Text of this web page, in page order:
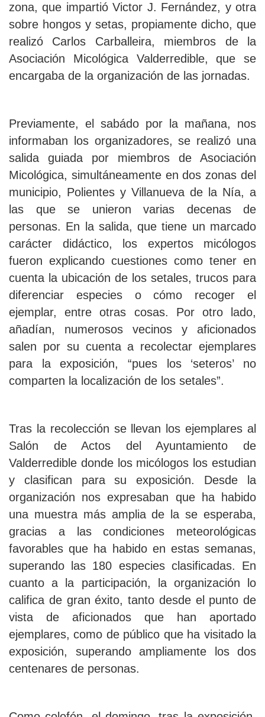
zona, que impartió Victor J. Fernández, y otra
sobre hongos y setas, propiamente dicho, que
realizó Carlos Carballeira, miembros de la
Asociación Micológica Valderredible, que se
encargaba de la organización de las jornadas.
Previamente, el sabádo por la mañana, nos
informaban los organizadores, se realizó una
salida guiada por miembros de Asociación
Micológica, simultáneamente en dos zonas del
municipio, Polientes y Villanueva de la Nía, a
las que se unieron varias decenas de
personas. En la salida, que tiene un marcado
carácter didáctico, los expertos micólogos
fueron explicando cuestiones como tener en
cuenta la ubicación de los setales, trucos para
diferenciar especies o cómo recoger el
ejemplar, entre otras cosas. Por otro lado,
añadían, numerosos vecinos y aficionados
salen por su cuenta a recolectar ejemplares
para la exposición, “pues los ‘seteros’ no
comparten la localización de los setales”.
Tras la recolección se llevan los ejemplares al
Salón de Actos del Ayuntamiento de
Valderredible donde los micólogos los estudian
y clasifican para su exposición. Desde la
organización nos expresaban que ha habido
una muestra más amplia de la se esperaba,
gracias a las condiciones meteorológicas
favorables que ha habido en estas semanas,
superando las 180 especies clasificadas. En
cuanto a la participación, la organización lo
califica de gran éxito, tanto desde el punto de
vista de aficionados que han aportado
ejemplares, como de público que ha visitado la
exposición, superando ampliamente los dos
centenares de personas.